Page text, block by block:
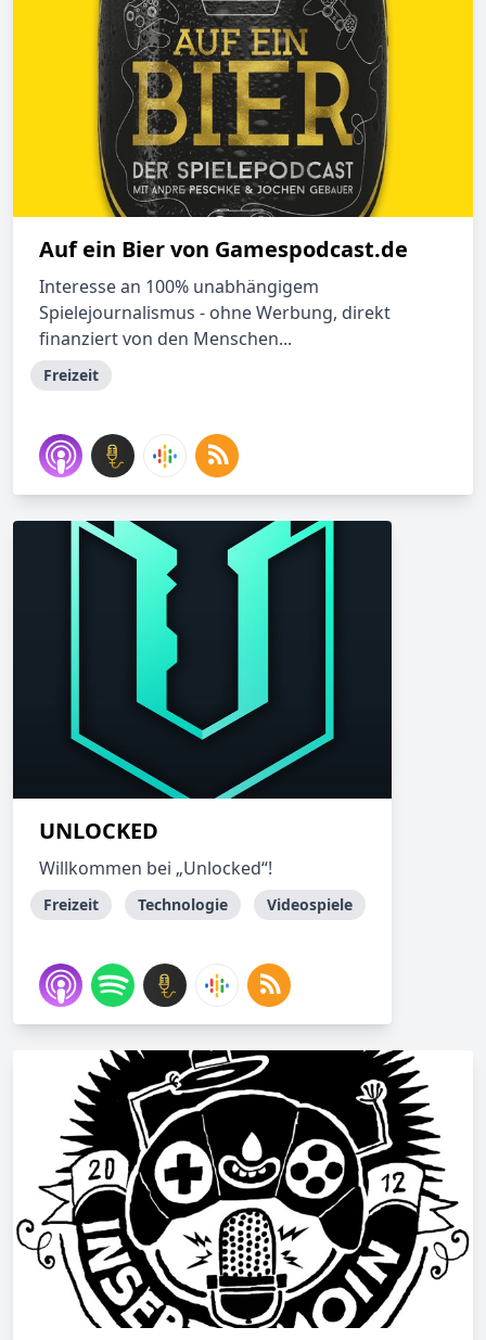
Auf ein Bier von Gamespodcast.de
Interesse an 100% unabhängigem
Spielejournalismus - ohne Werbung, direkt
finanziert von den Menschen...
Freizeit
UNLOCKED
Willkommen bei „Unlocked“!
Freizeit Technologie Videospiele